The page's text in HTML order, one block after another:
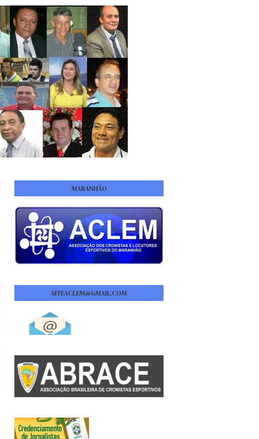
MARANHÃO
SITEACLEM@GMAIL.COM